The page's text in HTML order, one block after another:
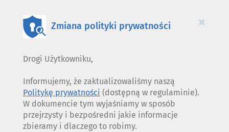
×
Zmiana polityki prywatności
Drogi Użytkowniku,
Informujemy, że zaktualizowaliśmy naszą
Politykę prywatności (dostępną w regulaminie).
W dokumencie tym wyjaśniamy w sposób
przejrzysty i bezpośredni jakie informacje
zbieramy i dlaczego to robimy.